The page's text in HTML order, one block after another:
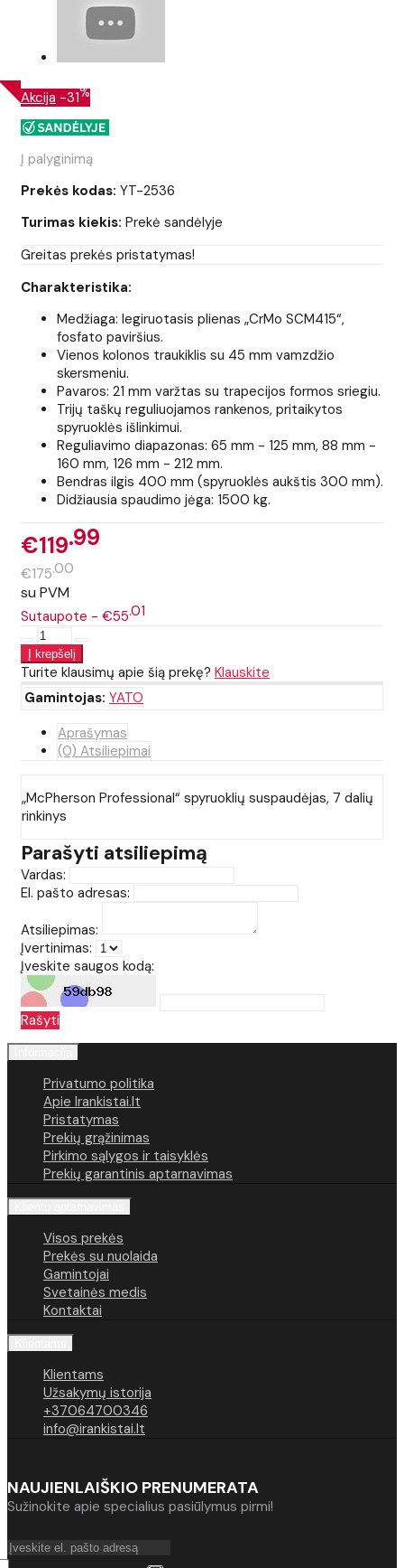
Akcija -31%
Į palyginimą
Prekės kodas: YT-2536
Turimas kiekis: Prekė sandėlyje
Greitas prekės pristatymas!
Charakteristika:
Medžiaga: legiruotasis plienas „CrMo SCM415“,
fosfato paviršius.
Vienos kolonos traukiklis su 45 mm vamzdžio
skersmeniu.
Pavaros: 21 mm varžtas su trapecijos formos sriegiu.
Trijų taškų reguliuojamos rankenos, pritaikytos
spyruoklės išlinkimui.
Reguliavimo diapazonas: 65 mm - 125 mm, 88 mm -
160 mm, 126 mm - 212 mm.
Bendras ilgis 400 mm (spyruoklės aukštis 300 mm).
Didžiausia spaudimo jėga: 1500 kg.
€119 99
€175 00
su PVM
Sutaupote - €5501
Turite klausimų apie šią prekę? Klauskite
Gamintojas: YATO
Aprašymas
(0) Atsiliepimai
„McPherson Professional“ spyruoklių suspaudėjas, 7 dalių
rinkinys
Parašyti atsiliepimą
Vardas:
El. pašto adresas:
Atsiliepimas:
Įvertinimas:
Įveskite saugos kodą:
Rašyti
Privatumo politika
Apie Irankistai.lt
Pristatymas
Prekių grąžinimas
Pirkimo sąlygos ir taisyklės
Prekių garantinis aptarnavimas
Visos prekės
Prekės su nuolaida
Gamintojai
Svetainės medis
Kontaktai
Klientams
Užsakymų istorija
+37064700346
info@irankistai.lt
NAUJIENLAIŠKIO PRENUMERATA
Sužinokite apie specialius pasiūlymus pirmi!